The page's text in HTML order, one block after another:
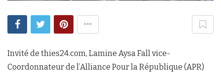
Invité de thies24.com, Lamine Aysa Fall vice-
Coordonnateur de l’Alliance Pour la République (APR)